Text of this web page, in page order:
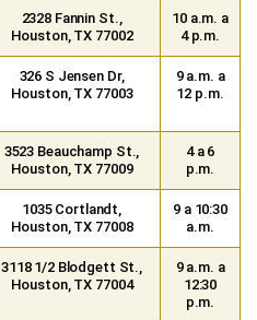
2328 Fannin St.,
Houston, TX 77002
10 a.m. a
4 p.m.
326 S Jensen Dr,
Houston, TX 77003
9 a.m. a
12 p.m.
3523 Beauchamp St.,
Houston, TX 77009
4 a 6
p.m.
1035 Cortlandt,
Houston, TX 77008
9 a 10:30
a.m.
3118 1/2 Blodgett St.,
Houston, TX 77004
9 a.m. a
12:30
p.m.